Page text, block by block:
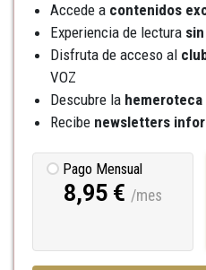
Accede a contenidos
Experiencia de lectura
Disfruta de acceso al
VOZ
Descubre la hemeroteca
Recibe newsletters
Pago Mensual
8,95 € /mes